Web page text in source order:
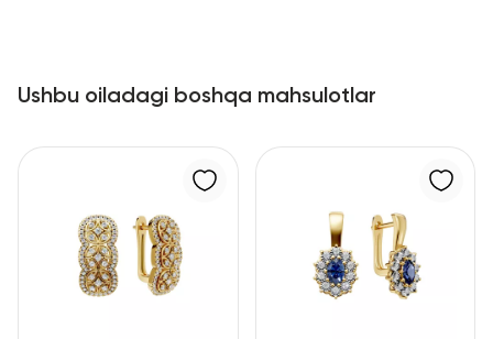
Ushbu oiladagi boshqa mahsulotlar